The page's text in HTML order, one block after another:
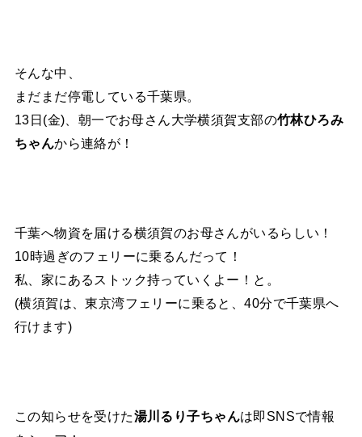
そんな中、
まだまだ停電している千葉県。
13日(金)、朝一でお母さん大学横須賀支部の竹林ひろみ
ちゃんから連絡が！
千葉へ物資を届ける横須賀のお母さんがいるらしい！
10時過ぎのフェリーに乗るんだって！
私、家にあるストック持っていくよー！と。
(横須賀は、東京湾フェリーに乗ると、40分で千葉県へ
行けます)
この知らせを受けた湯川るり子ちゃんは即SNSで情報